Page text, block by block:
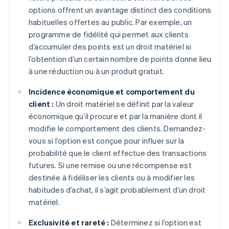
options offrent un avantage distinct des conditions
habituelles offertes au public. Par exemple, un
programme de fidélité qui permet aux clients
d’accumuler des points est un droit matériel si
l’obtention d’un certain nombre de points donne lieu
à une réduction ou à un produit gratuit.
Incidence économique et comportement du
client : Un droit matériel se définit par la valeur
économique qu’il procure et par la manière dont il
modifie le comportement des clients. Demandez-
vous si l’option est conçue pour influer sur la
probabilité que le client effectue des transactions
futures. Si une remise ou une récompense est
destinée à fidéliser les clients ou à modifier les
habitudes d’achat, il s’agit probablement d’un droit
matériel.
Exclusivité et rareté : Déterminez si l’option est